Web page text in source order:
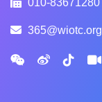
010-83671280
365@wiotc.org